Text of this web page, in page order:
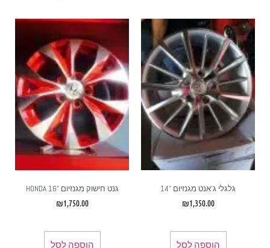
גלגלי ג'אנט מגנזיום "14
₪1,350.00
הוספה לסל
גנט חישוק מגנזיום "16 HONDA
₪1,750.00
הוספה לסל